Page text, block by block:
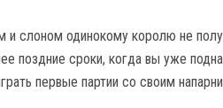
и слоном одинокому королю не
поздние сроки, когда вы уже
первые партии со своим